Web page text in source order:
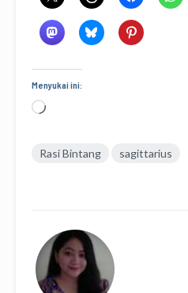
Menyukai ini:
Memuat...
Rasi Bintang sagittarius